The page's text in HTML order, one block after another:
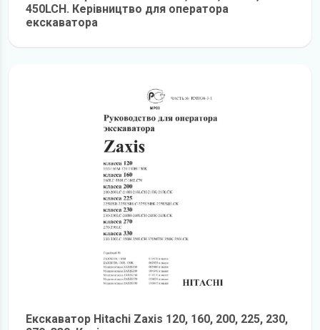
450LCH. Керівництво для оператора
екскаватора
Екскаватор Hitachi Zaxis 120, 160, 200, 225, 230,